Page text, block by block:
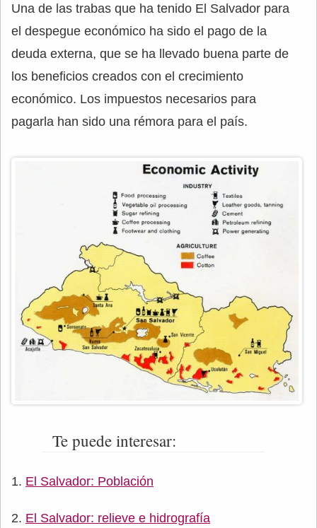
Una de las trabas que ha tenido El Salvador para
el despegue económico ha sido el pago de la
deuda externa, que se ha llevado buena parte de
los beneficios creados con el crecimiento
económico. Los impuestos necesarios para
pagarla han sido una rémora para el país.
Te puede interesar:
El Salvador: Población
El Salvador: relieve e hidrografía